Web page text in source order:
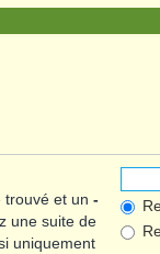
trouvé et un -
une suite de
uniquement